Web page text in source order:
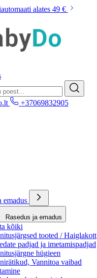
alates 49 €
+37069832905
emadus
Rasedus ja emadus
kõiki
tooted / Haiglakott
padjad ja imetamispadjad
hügieen
Vannitoa vaibad